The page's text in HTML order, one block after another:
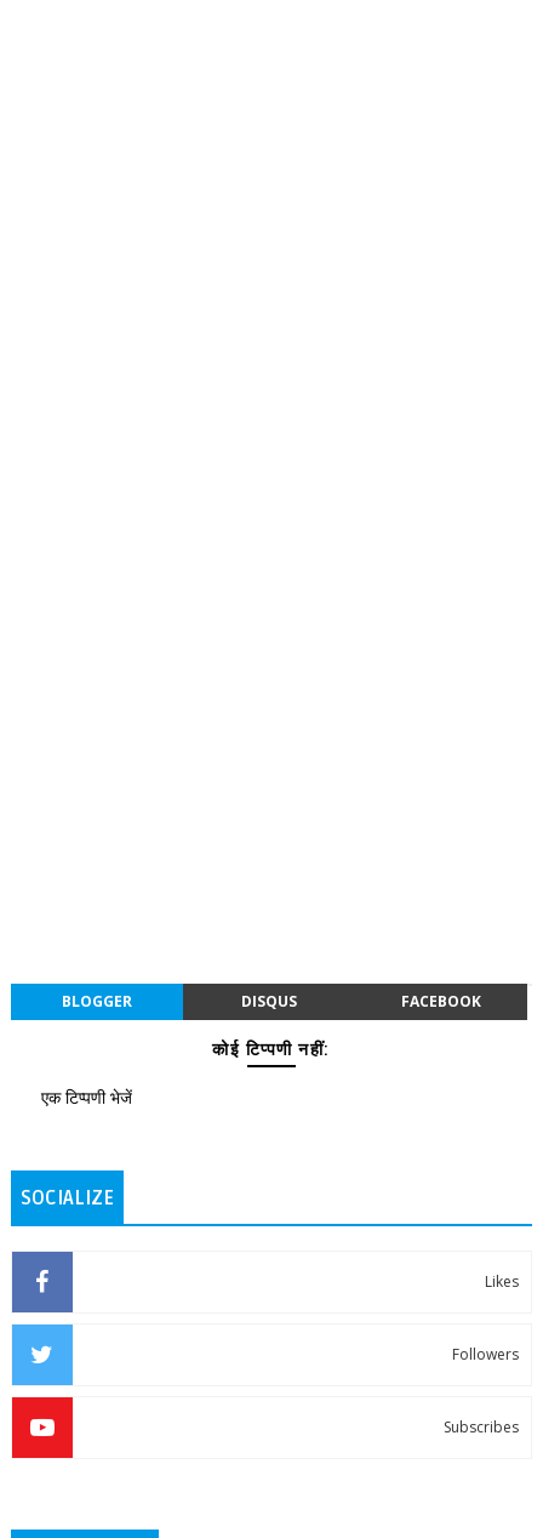
BLOGGER DISQUS FACEBOOK
कोई टिप्पणी नहीं:
एक टिप्पणी भेजें
SOCIALIZE
Likes
Followers
Subscribes